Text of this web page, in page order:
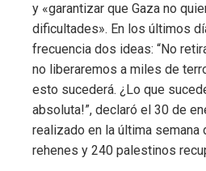
y «garantizar que Gaza no
dificultades». En los últimos
frecuencia dos ideas: “No
no liberaremos a miles de
esto sucederá. ¿Lo que
absoluta!”, declaró el 30 de
realizado en la última semana
rehenes y 240 palestinos